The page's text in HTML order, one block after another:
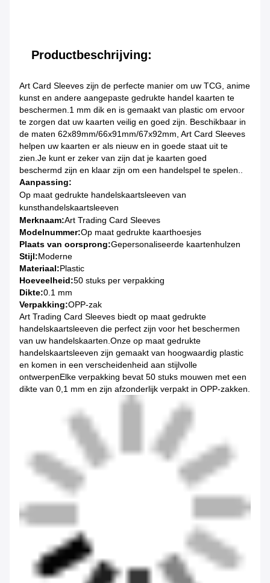
Productbeschrijving:
Art Card Sleeves zijn de perfecte manier om uw TCG, anime
kunst en andere aangepaste gedrukte handel kaarten te
beschermen.1 mm dik en is gemaakt van plastic om ervoor
te zorgen dat uw kaarten veilig en goed zijn. Beschikbaar in
de maten 62x89mm/66x91mm/67x92mm, Art Card Sleeves
helpen uw kaarten er als nieuw en in goede staat uit te
zien.Je kunt er zeker van zijn dat je kaarten goed
beschermd zijn en klaar zijn om een handelspel te spelen..
Aanpassing:
Op maat gedrukte handelskaartsleeven van
kunsthandelskaartsleeven
Merknaam:Art Trading Card Sleeves
Modelnummer:Op maat gedrukte kaarthoesjes
Plaats van oorsprong:Gepersonaliseerde kaartenhulzen
Stijl:Moderne
Materiaal:Plastic
Hoeveelheid:50 stuks per verpakking
Dikte:0.1 mm
Verpakking:OPP-zak
Art Trading Card Sleeves biedt op maat gedrukte
handelskaartsleeven die perfect zijn voor het beschermen
van uw handelskaarten.Onze op maat gedrukte
handelskaartsleeven zijn gemaakt van hoogwaardig plastic
en komen in een verscheidenheid aan stijlvolle
ontwerpenElke verpakking bevat 50 stuks mouwen met een
dikte van 0,1 mm en zijn afzonderlijk verpakt in OPP-zakken.